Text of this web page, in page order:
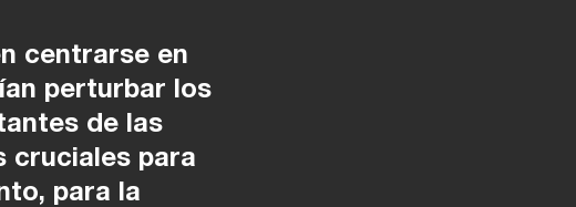
centrarse en
perturbar los
de las
cruciales para
para la